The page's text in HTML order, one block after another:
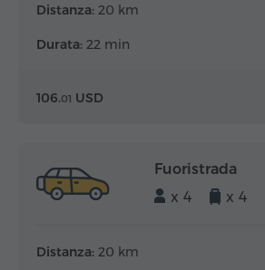
Distanza: 20 km
Durata: 22 min
106.01 USD
Fuoristrada
x 4
x 4
Distanza: 20 km